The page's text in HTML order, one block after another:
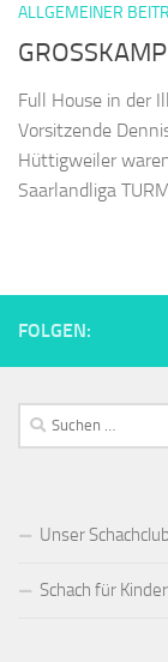
ALLGEMEINER
Full House in der
Vorsitzende
Hüttigweiler
Saarlandliga
FOLGEN:
Suchen
nach:
Unser Schachclub
Schach für Kinder